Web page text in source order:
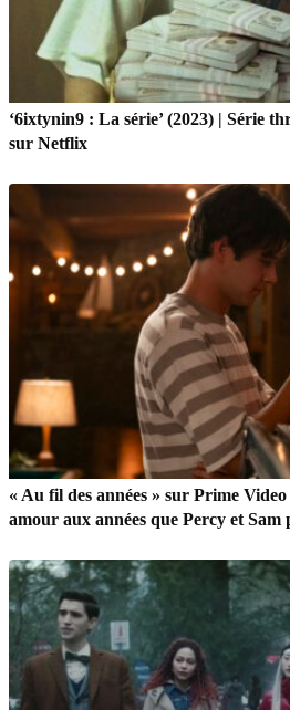
‘6ixtynin9 : La série’ (2023) | Série
sur Netflix
« Au fil des années » sur Prime
amour aux années que Percy et Sam